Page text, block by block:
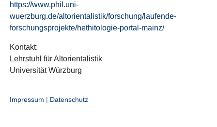
https://www.phil.uni-
wuerzburg.de/altorientalistik/forschung/laufende-
forschungsprojekte/hethitologie-portal-mainz/
Kontakt:
Lehrstuhl für Altorientalistik
Universität Würzburg
Impressum | Datenschutz